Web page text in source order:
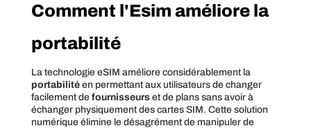
Comment l'Esim améliore la
portabilité
La technologie eSIM améliore considérablement la
portabilitéen permettant aux utilisateurs de changer
facilement de fournisseurset de plans sans avoir à
échanger physiquement des cartes SIM. Cette solution
numérique élimine le désagrément de manipuler de